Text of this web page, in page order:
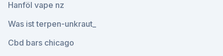
Hanföl vape nz
Was ist terpen-unkraut_
Cbd bars chicago